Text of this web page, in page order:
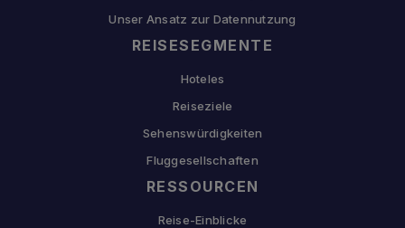
Unser Ansatz zur Datennutzung
REISESEGMENTE
Hoteles
Reiseziele
Sehenswürdigkeiten
Fluggesellschaften
RESSOURCEN
Reise-Einblicke